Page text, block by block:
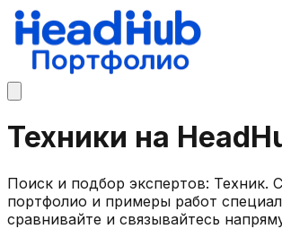
Техники на
Поиск и подбор экспертов: Техник.
портфолио и примеры работ
сравнивайте и связывайтесь